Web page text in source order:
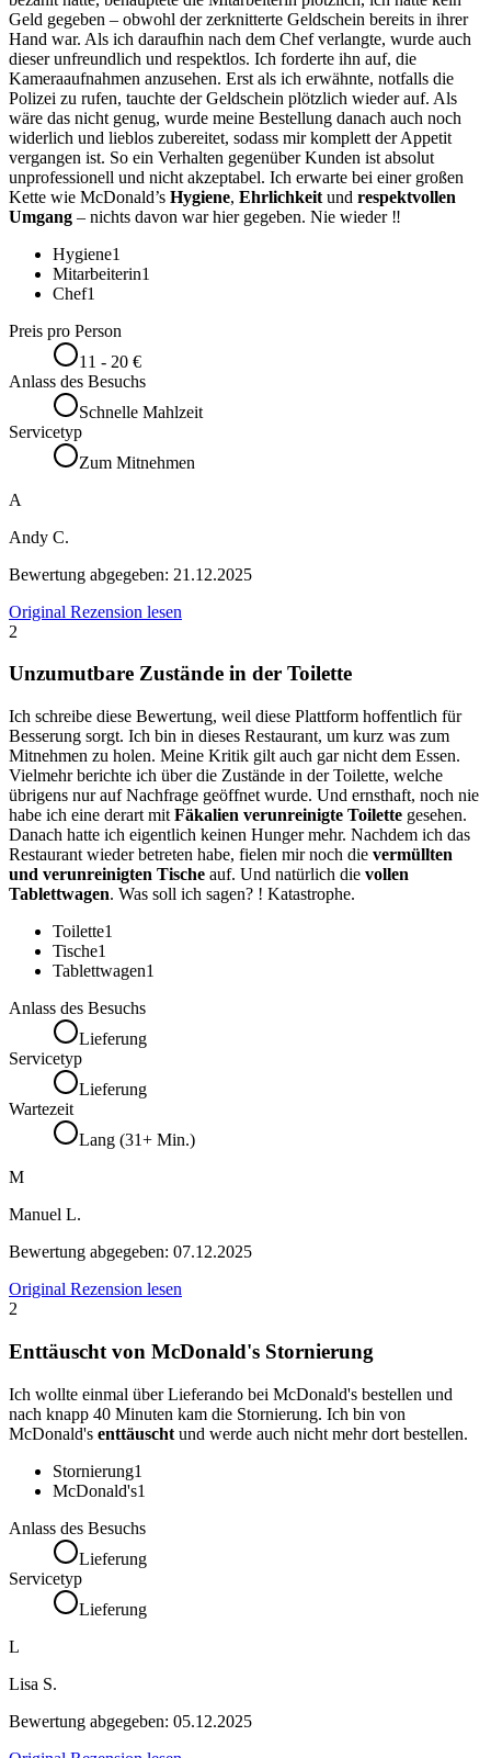
Geld gegeben – obwohl der zerknitterte Geldschein bereits in ihrer
Hand war. Als ich daraufhin nach dem Chef verlangte, wurde auch
dieser unfreundlich und respektlos. Ich forderte ihn auf, die
Kameraaufnahmen anzusehen. Erst als ich erwähnte, notfalls die
Polizei zu rufen, tauchte der Geldschein plötzlich wieder auf. Als
wäre das nicht genug, wurde meine Bestellung danach auch noch
widerlich und lieblos zubereitet, sodass mir komplett der Appetit
vergangen ist. So ein Verhalten gegenüber Kunden ist absolut
unprofessionell und nicht akzeptabel. Ich erwarte bei einer großen
Kette wie McDonald’s Hygiene, Ehrlichkeit und respektvollen
Umgang – nichts davon war hier gegeben. Nie wieder ‼️
Hygiene1
Mitarbeiterin1
Chef1
Preis pro Person
11 - 20 €
Anlass des Besuchs
Schnelle Mahlzeit
Servicetyp
Zum Mitnehmen
A
Andy C.
Bewertung abgegeben: 21.12.2025
Original Rezension lesen
2
Unzumutbare Zustände in der Toilette
Ich schreibe diese Bewertung, weil diese Plattform hoffentlich für
Besserung sorgt. Ich bin in dieses Restaurant, um kurz was zum
Mitnehmen zu holen. Meine Kritik gilt auch gar nicht dem Essen.
Vielmehr berichte ich über die Zustände in der Toilette, welche
übrigens nur auf Nachfrage geöffnet wurde. Und ernsthaft, noch nie
habe ich eine derart mit Fäkalien verunreinigte Toilette gesehen.
Danach hatte ich eigentlich keinen Hunger mehr. Nachdem ich das
Restaurant wieder betreten habe, fielen mir noch die vermüllten
und verunreinigten Tische auf. Und natürlich die vollen
Tablettwagen. Was soll ich sagen? ! Katastrophe.
Toilette1
Tische1
Tablettwagen1
Anlass des Besuchs
Lieferung
Servicetyp
Lieferung
Wartezeit
Lang (31+ Min.)
M
Manuel L.
Bewertung abgegeben: 07.12.2025
Original Rezension lesen
2
Enttäuscht von McDonald's Stornierung
Ich wollte einmal über Lieferando bei McDonald's bestellen und
nach knapp 40 Minuten kam die Stornierung. Ich bin von
McDonald's enttäuscht und werde auch nicht mehr dort bestellen.
Stornierung1
McDonald's1
Anlass des Besuchs
Lieferung
Servicetyp
Lieferung
L
Lisa S.
Bewertung abgegeben: 05.12.2025